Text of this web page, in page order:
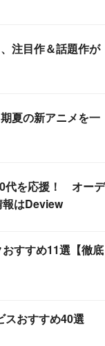
注目作＆話題作が
夏の新アニメを一
代を応援！ オーデ
報はDeview
すすめ11選【徹底
スおすすめ40選